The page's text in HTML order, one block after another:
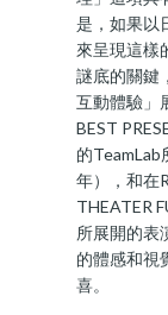
是，如果以
來呈現這樣
謎底的關鍵
互動體驗」
BEST
的
年），和在
THEATER
所展開的表
的體感和視
喜。